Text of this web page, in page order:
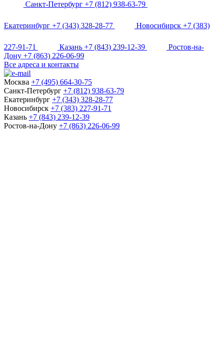
Санкт-Петербург +7 (812) 938-63-79
Екатеринбург +7 (343) 328-28-77 Новосибирск +7 (383)
227-91-71 Казань +7 (843) 239-12-39
Ростов-на-
Дону +7 (863) 226-06-99
Все адреса и контакты
Москва +7 (495) 664-30-75
Санкт-Петербург +7 (812) 938-63-79
Екатеринбург +7 (343) 328-28-77
Новосибирск +7 (383) 227-91-71
Казань +7 (843) 239-12-39
Ростов-на-Дону +7 (863) 226-06-99